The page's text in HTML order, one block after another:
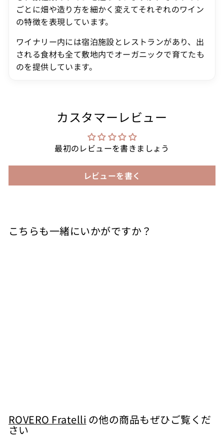
ごとに畑や造り方を細かく変えてそれぞれのワイン
の特徴を表現しています。
ワイナリー内には宿泊施設とレストランがあり、出
される食材も全て敷地内でオーガニックで育てたも
のを提供しています。
カスタマーレビュー
最初のレビューを書きましょう
レビューを書く
こちらも一緒にいかがですか？
8
ROVERO Fratelli の他の商品もぜひご覧くだ
さい